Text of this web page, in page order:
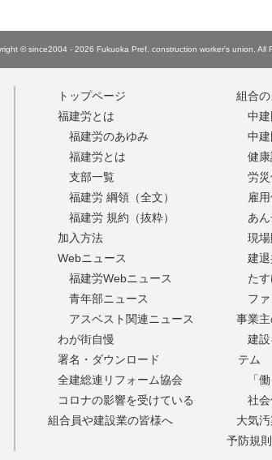
© since2004 - 2026 Fukuoka Pref. construction worker's union. All
トップページ
福建労とは
福建労のあゆみ
福建労とは
支部一覧
福建労 綱領（全文）
福建労 規約（抜粋）
加入方法
Webニュース
福建労Webニュース
青年部ニュース
アスベスト関連ニュース
わが街自慢
署名・ダウンロード
全建総連リフォーム協会
コロナの影響を受けている
組合員や建設業の皆様へ
組合の
中
中
健
労
雇
あ
現
建
た
フ
事業
建
テム
「
社
大気
予防規